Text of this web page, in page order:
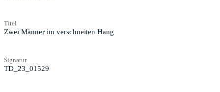
Titel
Zwei Männer im verschneiten Hang
Signatur
TD_23_01529